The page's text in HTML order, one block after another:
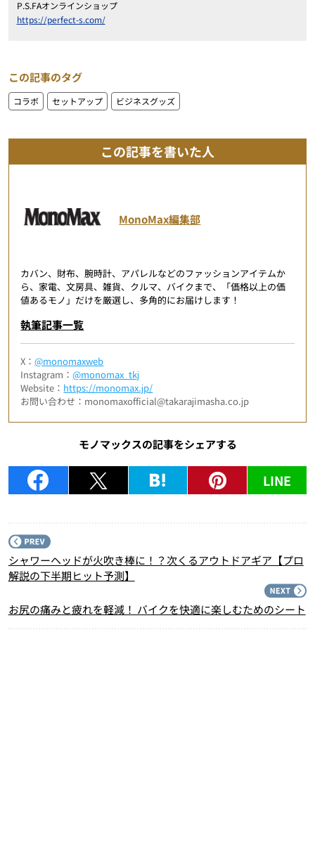
P.S.FAオンラインショップ
https://perfect-s.com/
この記事のタグ
コラボ セットアップ ビジネスグッズ
この記事を書いた人
MonoMax編集部
カバン、財布、腕時計、アパレルなどのファッションアイテムか
ら、家電、文房具、雑貨、クルマ、バイクまで、「価格以上の価
値あるモノ」だけを厳選し、多角的にお届けします！
執筆記事一覧
X：@monomaxweb
Instagram：@monomax_tkj
Website： https://monomax.jp/
お問い合わせ：monomaxofficial@takarajimasha.co.jp
モノマックスの記事をシェアする
LINE
シャワーヘッドが火吹き棒に！？次くるアウトドアギア【プロ
解説の下半期ヒット予測】
お尻の痛みと疲れを軽減！ バイクを快適に楽しむためのシート